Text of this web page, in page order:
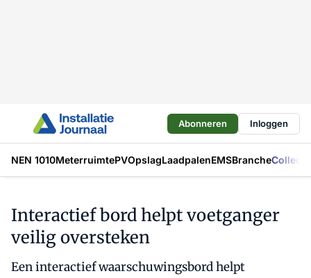
Abonneren Inloggen
NEN 1010MeterruimtePVOpslagLaadpalenEMSBranche
Interactief bord helpt voetganger
veilig oversteken
Een interactief waarschuwingsbord helpt